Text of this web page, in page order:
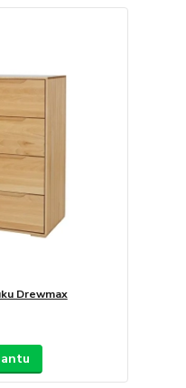
Drewmax